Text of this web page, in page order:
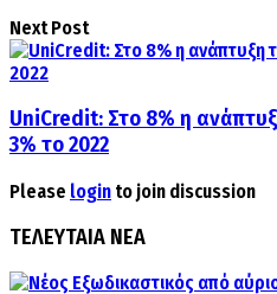
Next Post
UniCredit: Στο 8% η
3% το 2022
Please login to join discussion
ΤΕΛΕΥΤΑΙΑ ΝΕΑ